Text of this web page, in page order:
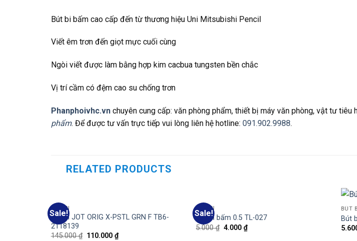
Bút bi bấm cao cấp đến từ thương hiệu Uni Mitsubishi Pencil
Viết êm trơn đến giọt mực cuối cùng
Ngòi viết được làm bằng hợp kim cacbua tungsten bền chắc
Vị trí cầm có đệm cao su chống trơn
Phanphoivhc.vn chuyên cung cấp: văn phòng phẩm, thiết bị máy văn phòng, vật tư
phẩm. Để được tư vấn trực tiếp vui lòng liên hệ hotline: 091.902.9988.
RELATED PRODUCTS
Sale!
BÚT BI
Bút bi JOT ORIG X-PSTL GRN F TB6-
2118139
145.000₫ 110.000₫
Sale!
BÚT BI
Bút bi bấm 0.5 TL-027
5.000₫ 4.000₫
BÚT BI
Bút